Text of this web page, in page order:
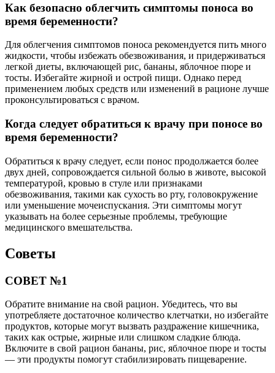
Как безопасно облегчить симптомы поноса во
время беременности?
Для облегчения симптомов поноса рекомендуется пить много
жидкости, чтобы избежать обезвоживания, и придерживаться
легкой диеты, включающей рис, бананы, яблочное пюре и
тосты. Избегайте жирной и острой пищи. Однако перед
применением любых средств или изменений в рационе лучше
проконсультироваться с врачом.
Когда следует обратиться к врачу при поносе во
время беременности?
Обратиться к врачу следует, если понос продолжается более
двух дней, сопровождается сильной болью в животе, высокой
температурой, кровью в стуле или признаками
обезвоживания, такими как сухость во рту, головокружение
или уменьшение мочеиспускания. Эти симптомы могут
указывать на более серьезные проблемы, требующие
медицинского вмешательства.
Советы
СОВЕТ №1
Обратите внимание на свой рацион. Убедитесь, что вы
употребляете достаточное количество клетчатки, но избегайте
продуктов, которые могут вызвать раздражение кишечника,
таких как острые, жирные или слишком сладкие блюда.
Включите в свой рацион бананы, рис, яблочное пюре и тосты
— эти продукты помогут стабилизировать пищеварение.